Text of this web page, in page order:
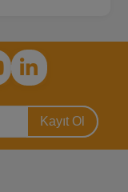
Kayıt Ol